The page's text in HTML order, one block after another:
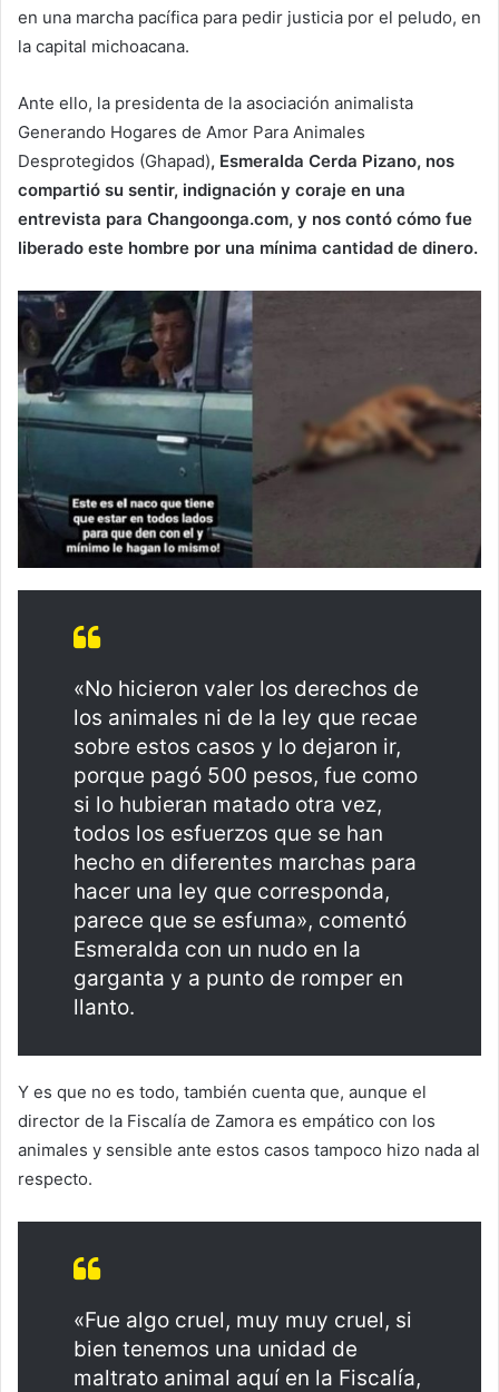
en una marcha pacífica para pedir justicia por el peludo, en
la capital michoacana.
Ante ello, la presidenta de la asociación animalista
Generando Hogares de Amor Para Animales
Desprotegidos (Ghapad), Esmeralda Cerda Pizano, nos
compartió su sentir, indignación y coraje en una
entrevista para Changoonga.com, y nos contó cómo fue
liberado este hombre por una mínima cantidad de dinero.
«No hicieron valer los derechos de
los animales ni de la ley que recae
sobre estos casos y lo dejaron ir,
porque pagó 500 pesos, fue como
si lo hubieran matado otra vez,
todos los esfuerzos que se han
hecho en diferentes marchas para
hacer una ley que corresponda,
parece que se esfuma», comentó
Esmeralda con un nudo en la
garganta y a punto de romper en
llanto.
Y es que no es todo, también cuenta que, aunque el
director de la Fiscalía de Zamora es empático con los
animales y sensible ante estos casos tampoco hizo nada al
respecto.
«Fue algo cruel, muy muy cruel, si
bien tenemos una unidad de
maltrato animal aquí en la Fiscalía,